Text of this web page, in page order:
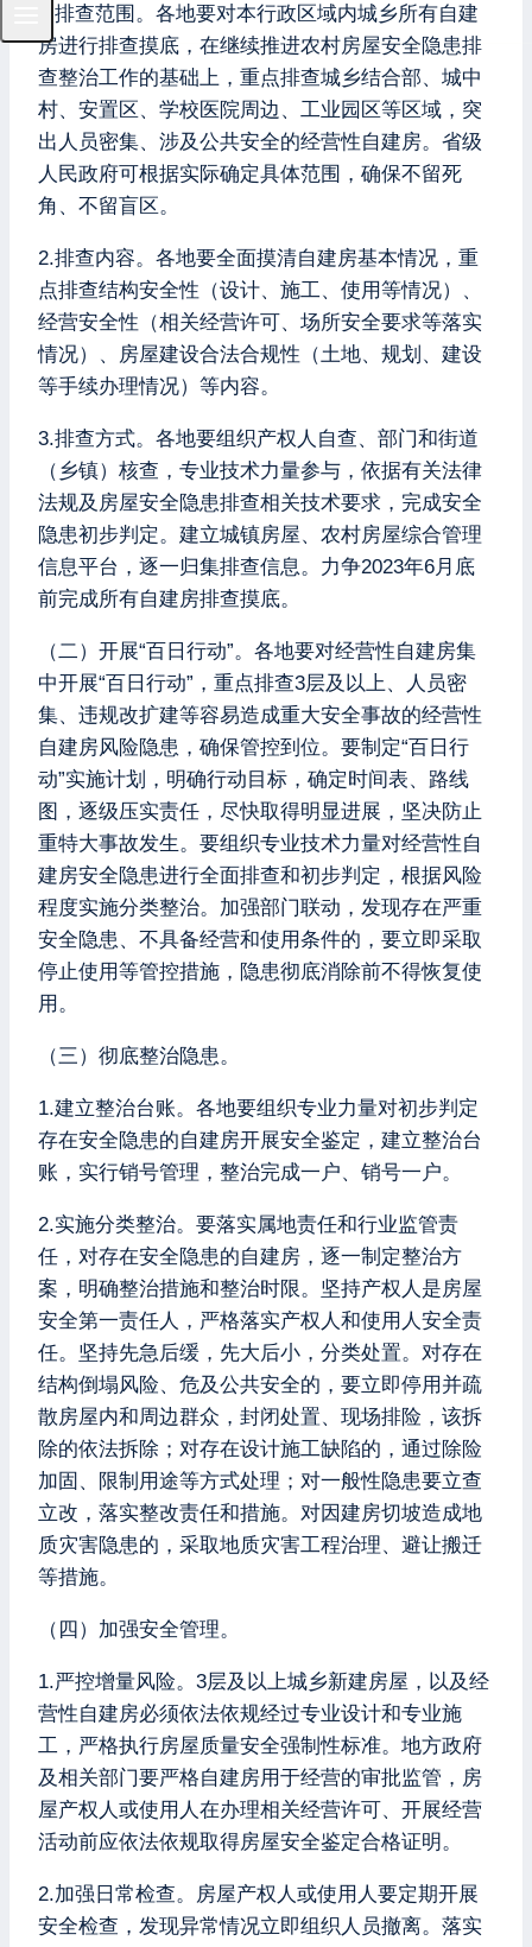
1.排查范围。各地要对本行政区域内城乡所有自建
房进行排查摸底，在继续推进农村房屋安全隐患排
查整治工作的基础上，重点排查城乡结合部、城中
村、安置区、学校医院周边、工业园区等区域，突
出人员密集、涉及公共安全的经营性自建房。省级
人民政府可根据实际确定具体范围，确保不留死
角、不留盲区。
2.排查内容。各地要全面摸清自建房基本情况，重
点排查结构安全性（设计、施工、使用等情况）、
经营安全性（相关经营许可、场所安全要求等落实
情况）、房屋建设合法合规性（土地、规划、建设
等手续办理情况）等内容。
3.排查方式。各地要组织产权人自查、部门和街道
（乡镇）核查，专业技术力量参与，依据有关法律
法规及房屋安全隐患排查相关技术要求，完成安全
隐患初步判定。建立城镇房屋、农村房屋综合管理
信息平台，逐一归集排查信息。力争2023年6月底
前完成所有自建房排查摸底。
（二）开展“百日行动”。各地要对经营性自建房集
中开展“百日行动”，重点排查3层及以上、人员密
集、违规改扩建等容易造成重大安全事故的经营性
自建房风险隐患，确保管控到位。要制定“百日行
动”实施计划，明确行动目标，确定时间表、路线
图，逐级压实责任，尽快取得明显进展，坚决防止
重特大事故发生。要组织专业技术力量对经营性自
建房安全隐患进行全面排查和初步判定，根据风险
程度实施分类整治。加强部门联动，发现存在严重
安全隐患、不具备经营和使用条件的，要立即采取
停止使用等管控措施，隐患彻底消除前不得恢复使
用。
（三）彻底整治隐患。
1.建立整治台账。各地要组织专业力量对初步判定
存在安全隐患的自建房开展安全鉴定，建立整治台
账，实行销号管理，整治完成一户、销号一户。
2.实施分类整治。要落实属地责任和行业监管责
任，对存在安全隐患的自建房，逐一制定整治方
案，明确整治措施和整治时限。坚持产权人是房屋
安全第一责任人，严格落实产权人和使用人安全责
任。坚持先急后缓，先大后小，分类处置。对存在
结构倒塌风险、危及公共安全的，要立即停用并疏
散房屋内和周边群众，封闭处置、现场排险，该拆
除的依法拆除；对存在设计施工缺陷的，通过除险
加固、限制用途等方式处理；对一般性隐患要立查
立改，落实整改责任和措施。对因建房切坡造成地
质灾害隐患的，采取地质灾害工程治理、避让搬迁
等措施。
（四）加强安全管理。
1.严控增量风险。3层及以上城乡新建房屋，以及经
营性自建房必须依法依规经过专业设计和专业施
工，严格执行房屋质量安全强制性标准。地方政府
及相关部门要严格自建房用于经营的审批监管，房
屋产权人或使用人在办理相关经营许可、开展经营
活动前应依法依规取得房屋安全鉴定合格证明。
2.加强日常检查。房屋产权人或使用人要定期开展
安全检查，发现异常情况立即组织人员撤离。落实